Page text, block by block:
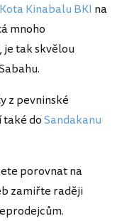
Kota Kinabalu BKI na
mnoho
tak skvělou
z pevninské
také doSandakanu
porovnat na
zamiřte raději